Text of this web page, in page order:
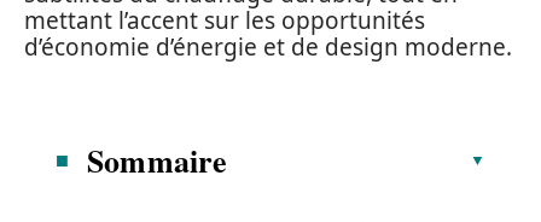
mettant l’accent sur les opportunités
d’économie d’énergie et de design moderne.
Sommaire